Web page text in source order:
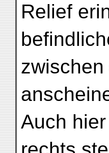
Relief
Auch